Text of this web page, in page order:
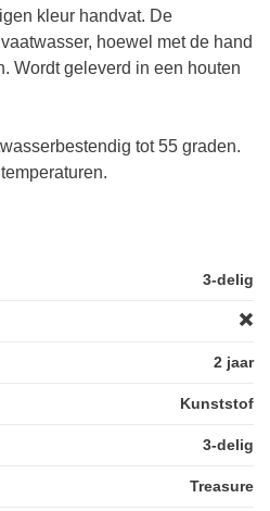
kleur handvat. De
hoewel met de hand
Wordt geleverd in een houten
tot 55 graden.
3-delig
2 jaar
Kunststof
3-delig
Treasure